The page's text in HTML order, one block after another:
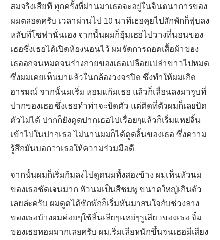
สมจริงเสียที ทุกครั้งที่ผ่านมาเธอจะอยู่ในจินตนาการของ
ผมตลอดครับ เวลาผ่านไป 10 นาทีเธอคุยไปสักพักก็ฟุบลง
หลับที่โซฟานั่นเอง จากนั้นผมก็อุ้มเธอไปวางที่นอนของ
เธอซึ่งเธอได้เปิดห้องนอนไว้ ผมจัดการถอดเสื้อผ้าของ
เธออกจนหมดจนร่างกายของเธอเปลือยเปล่าขาวไปหมด
ซึ่งผมเคยเห็นมาแล้วในกล้องวงจรปิด ซึ่งทำให้ผมเกิด
อารมณ์ จากนั้นมเริ่ม หอมแก้มเธอ แล้วก็เลื่อนลงมาจูบที่
ปากของเธอ ซึ่งเธอทำท่าจะบิดตัว แต่ติดที่ตัวผมก็เลยบิด
ตัวไม่ได้ ปากก็ยังดูดปากเธอไปเรื่อยๆแล้วก็เริ่มแหย่ลิ้น
เข้าไปในปากเธอ ไม่นานผมก็ได้ดูดลิ้นของเธอ ซึ่งความ
รู้สึกมันบอกว่าเธอให้ความร่วมมือดี
จากนั้นผมก็เริ่มก้มลงไปดูดนมทั้งสองข้าง ผมเห็นหัวนม
ของเธอชัดเจนมาก หัวนมเป็นสีชมพู ขนาดใหญ่เกินตัว
เลยล่ะครับ ผมดูดได้ซักพักก็เริ่มหันมาสนใจกับช่วงลาง
ของเธอบ้างผมค่อยๆใช้ลิ้นเลียๆแหย่ๆรูเสียวของเธอ จิ๋ม
ของเธอหอมมากเลยครับ ผมเริ่มเลียหนักขึ้นจนเธอมีเสียง